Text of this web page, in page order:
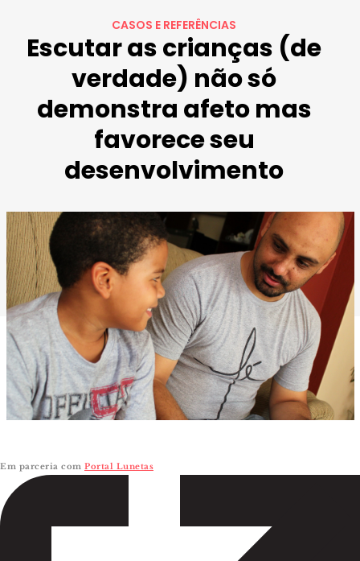
CASOS E REFERÊNCIAS
Escutar as crianças (de
verdade) não só
demonstra afeto mas
favorece seu
desenvolvimento
Em parceria com Portal Lunetas